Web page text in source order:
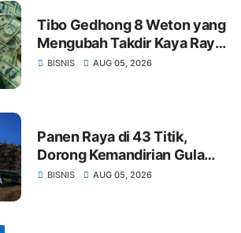
Tibo Gedhong 8 Weton yang
Mengubah Takdir Kaya Raya
dan Hidup Makmur Sejak
BISNIS AUG 05, 2026
Panen Raya di 43 Titik,
Dorong Kemandirian Gula
dan Kedelai
BISNIS AUG 05, 2026